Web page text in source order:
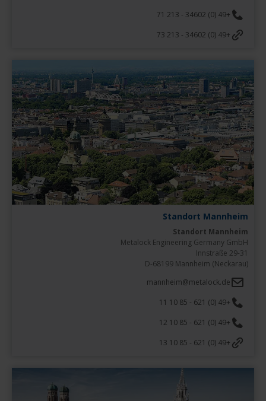
+49 (0) 34602 - 213 71
+49 (0) 34602 - 213 73
Standort Mannheim
Standort Mannheim
D-68199 Mannheim (Neckarau)
mannheim@metalock.de
+49 (0) 621 - 85 10 11
+49 (0) 621 - 85 10 12
+49 (0) 621 - 85 10 13